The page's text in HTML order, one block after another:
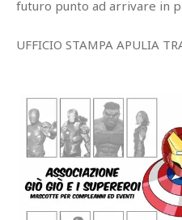
futuro punto ad arrivare in
UFFICIO STAMPA APULIA